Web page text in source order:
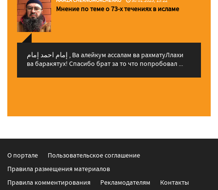
Мнение по теме о 73-х течениях в исламе
إمام احمد إمام , Ва алейкум ассалам ва рахматуЛлахи
ва баракятух! Спасибо брат за то что попробовал ...
О портале
Пользовательское соглашение
Правила размещения материалов
Правила комментирования
Рекламодателям Контакты